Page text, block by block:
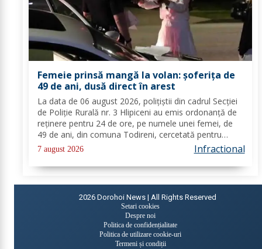
Femeie prinsă mangă la volan: șoferița de
49 de ani, dusă direct în arest
La data de 06 august 2026, polițiștii din cadrul Secției
de Poliție Rurală nr. 3 Hlipiceni au emis ordonanță de
reținere pentru 24 de ore, pe numele unei femei, de
49 de ani, din comuna Todireni, cercetată pentru
comiterea infracțiunii de conducerea unui vehicul sub
influența alcoolului. În urma...
7 august 2026 Infractional
2026 Dorohoi News | All Rights Reserved
Setari cookies
Despre noi
Politica de confidențialitate
Politica de utilizare cookie-uri
Termeni și condiții